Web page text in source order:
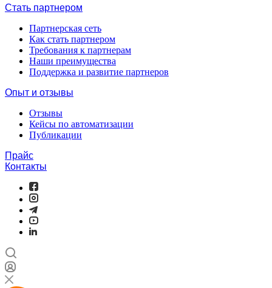
Стать партнером
Партнерская сеть
Как стать партнером
Требования к партнерам
Наши преимущества
Поддержка и развитие партнеров
Опыт и отзывы
Отзывы
Кейсы по автоматизации
Публикации
Прайс
Контакты